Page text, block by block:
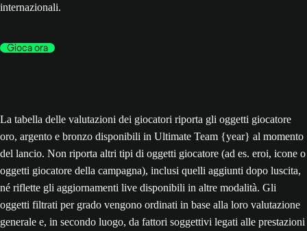
internazionali.
Gioca ora
La tabella delle valutazioni dei giocatori riporta gli oggetti giocatore
oro, argento e bronzo disponibili in Ultimate Team {year} al momento
del lancio. Non riporta altri tipi di oggetti giocatore (ad es. eroi, icone o
oggetti giocatore della campagna), inclusi quelli aggiunti dopo luscita,
né riflette gli aggiornamenti live disponibili in altre modalità. Gli
oggetti filtrati per grado vengono ordinati in base alla loro valutazione
generale e, in secondo luogo, da fattori soggettivi legati alle prestazioni